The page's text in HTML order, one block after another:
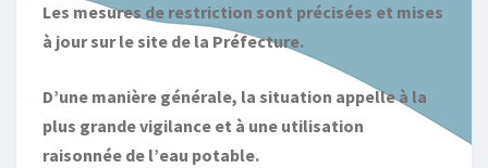
Les mesures de restriction sont précisées et mises
à jour sur le site de la Préfecture.
D’une manière générale, la situation appelle à la
plus grande vigilance et à une utilisation
raisonnée de l’eau potable.